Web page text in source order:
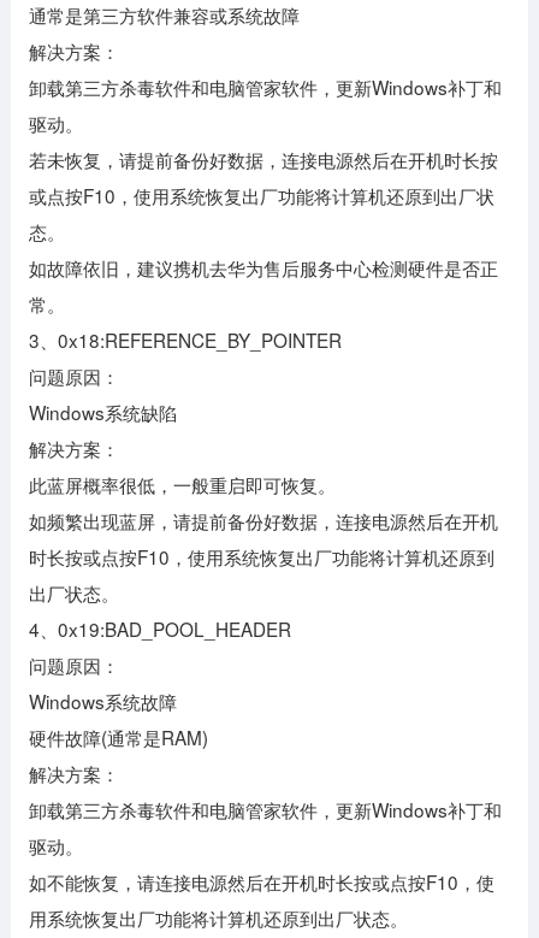
通常是第三方软件兼容或系统故障
解决方案：
卸载第三方杀毒软件和电脑管家软件，更新Windows补丁和
驱动。
若未恢复，请提前备份好数据，连接电源然后在开机时长按
或点按F10，使用系统恢复出厂功能将计算机还原到出厂状
态。
如故障依旧，建议携机去华为售后服务中心检测硬件是否正
常。
3、0x18:REFERENCE_BY_POINTER
问题原因：
Windows系统缺陷
解决方案：
此蓝屏概率很低，一般重启即可恢复。
如频繁出现蓝屏，请提前备份好数据，连接电源然后在开机
时长按或点按F10，使用系统恢复出厂功能将计算机还原到
出厂状态。
4、0x19:BAD_POOL_HEADER
问题原因：
Windows系统故障
硬件故障(通常是RAM)
解决方案：
卸载第三方杀毒软件和电脑管家软件，更新Windows补丁和
驱动。
如不能恢复，请连接电源然后在开机时长按或点按F10，使
用系统恢复出厂功能将计算机还原到出厂状态。